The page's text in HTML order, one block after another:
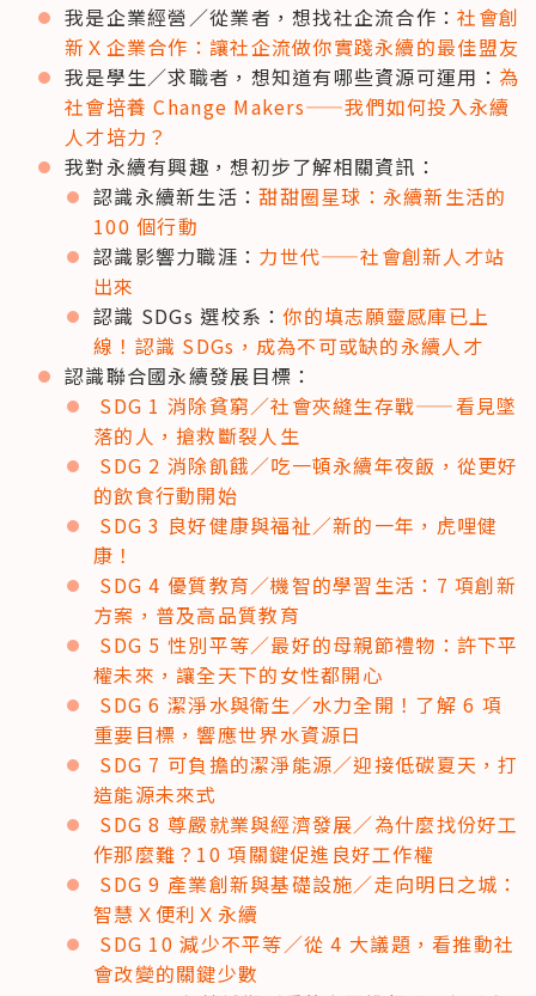
我是企業經營／從業者，想找社企流合作：社會創
新Ｘ企業合作：讓社企流做你實踐永續的最佳盟友
我是學生／求職者，想知道有哪些資源可運用： 為
社會培養 Change Makers——我們如何投入永續
人才培力？
我對永續有興趣，想初步了解相關資訊：
認識永續新生活：甜甜圈星球：永續新生活的
100 個行動
認識影響力職涯： 力世代——社會創新人才站
出來
認識 SDGs 選校系：你的填志願靈感庫已上
線！認識 SDGs，成為不可或缺的永續人才
認識聯合國永續發展目標：
SDG 1 消除貧窮／社會夾縫生存戰——看見墜
落的人，搶救斷裂人生
SDG 2 消除飢餓／吃一頓永續年夜飯，從更好
的飲食行動開始
SDG 3 良好健康與福祉／新的一年，虎哩健
康！
SDG 4 優質教育／機智的學習生活：7 項創新
方案，普及高品質教育
SDG 5 性別平等／最好的母親節禮物：許下平
權未來，讓全天下的女性都開心
SDG 6 潔淨水與衛生／水力全開！了解 6 項
重要目標，響應世界水資源日
SDG 7 可負擔的潔淨能源／迎接低碳夏天，打
造能源未來式
SDG 8 尊嚴就業與經濟發展／為什麼找份好工
作那麼難？10 項關鍵促進良好工作權
SDG 9 產業創新與基礎設施／走向明日之城：
智慧Ｘ便利Ｘ永續
SDG 10 減少不平等／從 4 大議題，看推動社
會改變的關鍵少數